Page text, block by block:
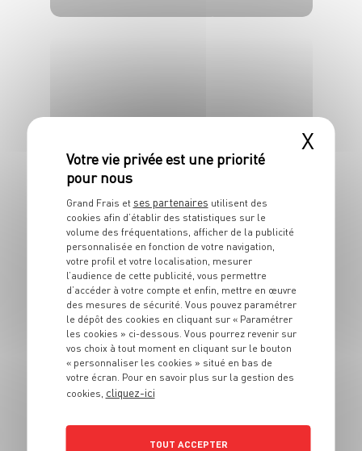
PLAT
Bagels au brie et
chutney de poires
4 pers. 20 min 20 min
PLAT
Fajitas bœuf mariné
et poivrons grillés
X
Grand Frais et ses partenaires utilisent des
cookies afin d’établir des statistiques sur le
volume des fréquentations, afficher de la publicité
personnalisée en fonction de votre navigation,
votre profil et votre localisation, mesurer
l’audience de cette publicité, vous permettre
d’accéder à votre compte et enfin, mettre en œuvre
des mesures de sécurité. Vous pouvez paramétrer
le dépôt des cookies en cliquant sur « Paramétrer
les cookies » ci-dessous. Vous pourrez revenir sur
vos choix à tout moment en cliquant sur le bouton
« personnaliser les cookies » situé en bas de
votre écran. Pour en savoir plus sur la gestion des
cookies, cliquez-ici
TOUT ACCEPTER